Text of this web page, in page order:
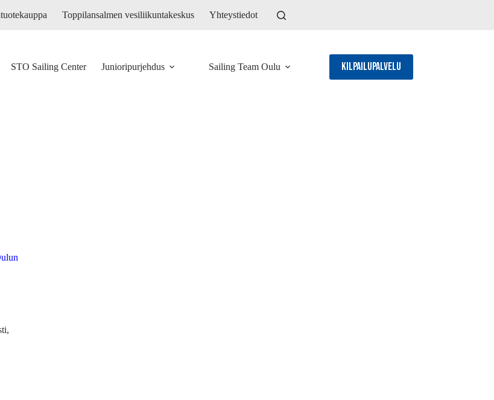
Toppilansalmen vesiliikuntakeskus Yhteystiedot
STO Sailing Center Junioripurjehdus Sailing Team Oulu Kilpailupalvelu